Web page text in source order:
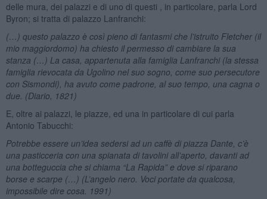
delle mura, dei palazzi e di uno di questi , in particolare, parla Lord
Byron; si tratta di palazzo Lanfranchi:
(…) questo palazzo è così pieno di fantasmi che l’istruito Fletcher (il
mio maggiordomo) ha chiesto il permesso di cambiare la sua
stanza (…) La casa, appartenuta alla famiglia Lanfranchi (la stessa
famiglia rievocata da Ugolino nel suo sogno, come suo persecutore
con Sismondi), ha avuto come padrone, al suo tempo, una cagna o
due. (Diario, 1821)
E, oltre ai palazzi, le piazze, ed una in particolare di cui parla
Antonio Tabucchi:
Potrebbe essere un’idea sedersi ad un caffè di piazza Dante, c’è
una pasticceria con una spianata di tavolini all’aperto, davanti ad
una botteguccia che si chiama “La Rapida” e dove si riparano
borse e scarpe (…) (L’angelo nero. Voci portate da qualcosa,
impossibile dire cosa. 1991)